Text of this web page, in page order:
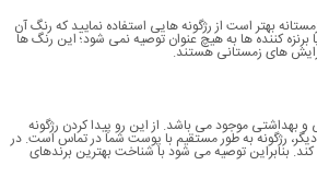
بهتر است از رژگونه هایی استفاده نمایید که رنگ آن
برنزه کننده ها به هیچ عنوان توصیه نمی شود؛ این رنگ ها
های زمستانی هستند.
و بهداشتی موجود می باشد. از این رو پیدا کردن رژگونه
رژگونه به طور مستقیم با پوست شما در تماس است. در
بنابراین توصیه می شود با شناخت بهترین برندهای